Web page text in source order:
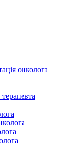
онколога